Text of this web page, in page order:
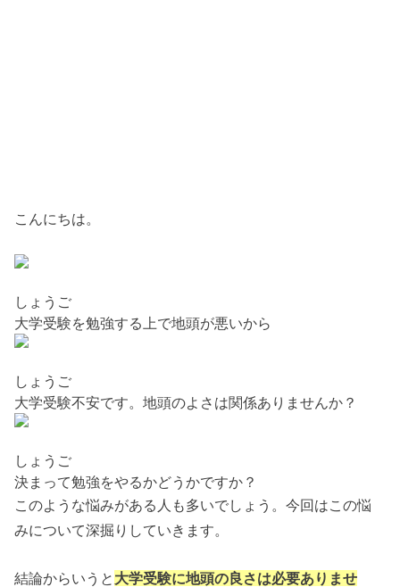
こんにちは。
しょうご
大学受験を勉強する上で地頭が悪いから
しょうご
大学受験不安です。地頭のよさは関係ありませんか？
しょうご
決まって勉強をやるかどうかですか？
このような悩みがある人も多いでしょう。今回はこの悩
みについて深掘りしていきます。
結論からいうと 大学受験に地頭の良さは必要ありませ